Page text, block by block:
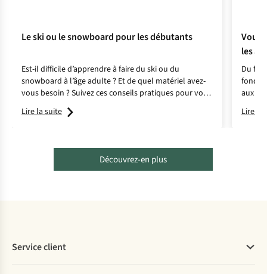
Le ski ou le snowboard pour les débutants
Est-il difficile d’apprendre à faire du ski ou du
snowboard à l’âge adulte ? Et de quel matériel avez-
vous besoin ? Suivez ces conseils pratiques pour vous
lancer !
Lire la suite
Vous
les
Du
fond
aux
mais
Lire la
Découvrez-en plus
Service client